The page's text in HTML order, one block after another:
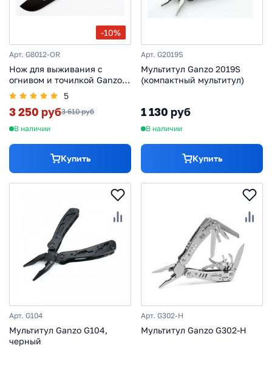
-10%
Арт. G8012-OR
Нож для выживания с
огнивом и точилкой Ganzo
G8012, черно-оранжевый
5
3 250 руб3 610 руб
В наличии
Купить
Арт. G2019S
Мультитул Ganzo 2019S
(компактный мультитул)
1 130 руб
В наличии
Купить
Арт. G104
Мультитул Ganzo G104,
черный
Арт. G302-H
Мультитул Ganzo G302-H